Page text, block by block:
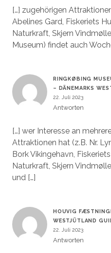
[…] zugehörigen
Abelines Gard, Fiskeriets
Naturkraft, Skjern
Museum) findet auch
RINGKØBING
– DÄNEMARKS
22. Juli 2023
Antworten
[…] wer Interesse an
Attraktionen hat (z.B. Nr.
Bork Vikingehavn,
Naturkraft, Skjern
und […]
HOUVIG
WESTJÜTLAND
22. Juli 2023
Antworten